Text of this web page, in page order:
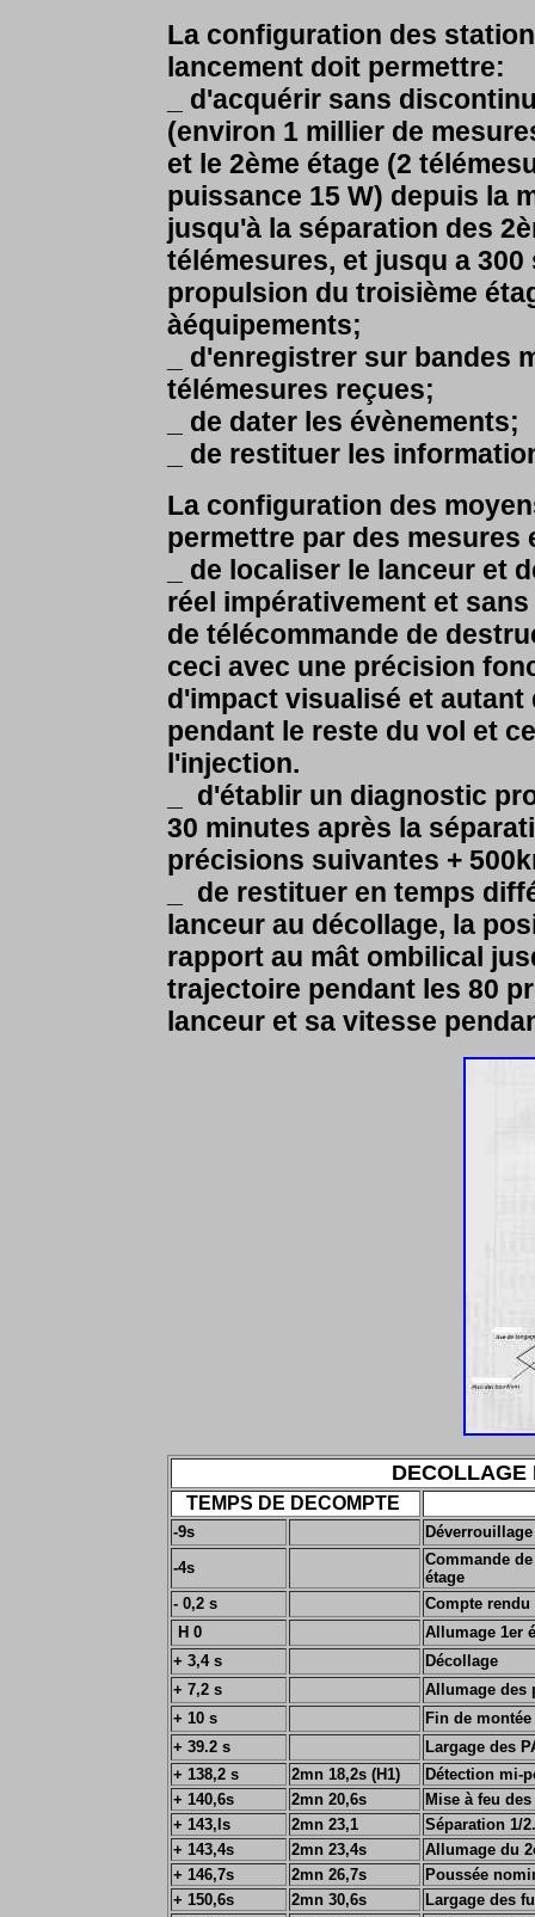
La configuration des
lancement doit permettre:
_ d'acquérir sans
(environ 1 millier de
et le 2ème étage (2
puissance 15 W) depuis la
jusqu'à la séparation des
télémesures, et jusqu a
propulsion du troisième
àéquipements;
_ d'enregistrer sur bandes
télémesures reçues;
_ de dater les évènements;
_ de restituer les
La configuration des
permettre par des mesures
_ de localiser le lanceur et
réel impérativement et
de télécommande de
ceci avec une précision
d'impact visualisé et
pendant le reste du vol et
l'injection.
_ d'établir un diagnostic
30 minutes après la
précisions suivantes +
_ de restituer en temps
lanceur au décollage, la
rapport au mât ombilical
trajectoire pendant les 80
lanceur et sa vitesse
DECOLLAGE
TEMPS DE DECOMPTE
-9s
-4s
Commande
étage
- 0,2 s
Compte rendu
H 0
Allumage 1er
+ 3,4 s
Décollage
+ 7,2 s
Allumage des
+ 10 s
Fin de
+ 39.2 s
Largage des
+ 138,2 s 2mn 18,2s (H1)
Détection mi-
+ 140,6s
2mn 20,6s
Mise à feu
+ 143,ls
2mn 23,1
Séparation 1/
+ 143,4s 2mn 23,4s
Allumage du
+ 146,7s 2mn 26,7s
Poussée
+ 150,6s 2mn 30,6s
Largage des